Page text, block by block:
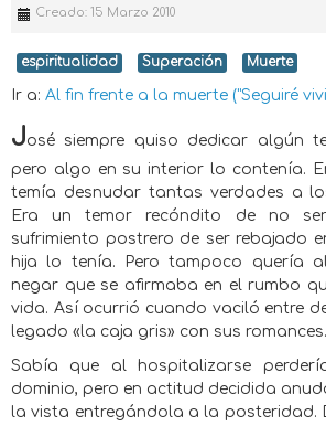
Creado: 15 Marzo 2010
espiritualidad Superación Muerte
Ir a: Al fin frente a la muerte ("Seguiré
José siempre quiso dedicar algún
pero algo en su interior lo contenía.
temía desnudar tantas verdades a
Era un temor recóndito de no
sufrimiento postrero de ser rebajado
hija lo tenía. Pero tampoco quería
negar que se afirmaba en el rumbo
vida. Así ocurrió cuando vaciló entre
legado «la caja gris» con sus romances.
Sabía que al hospitalizarse
dominio, pero en actitud decidida
la vista entregándola a la posteridad.